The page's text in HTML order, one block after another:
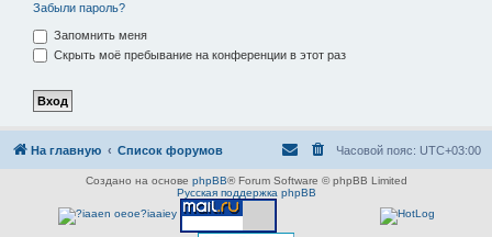
Забыли пароль?
Запомнить меня
Скрыть моё пребывание на конференции в этот раз
На главную Список форумов Часовой пояс: UTC+03:00
Создано на основе phpBB® Forum Software © phpBB Limited
Русская поддержка phpBB